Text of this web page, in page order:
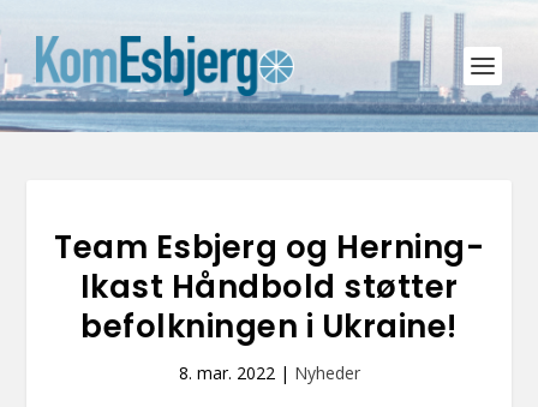
Team Esbjerg og Herning-
Ikast Håndbold støtter
befolkningen i Ukraine!
8. mar. 2022| Nyheder